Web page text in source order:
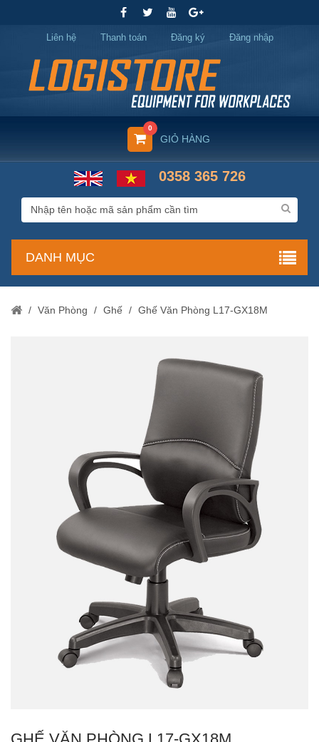
Liên hệ Thanh toán Đăng ký Đăng nhập
GIỎ HÀNG
0
0358 365 726
DANH MỤC
/ Văn Phòng / Ghế / Ghế Văn Phòng L17-GX18M